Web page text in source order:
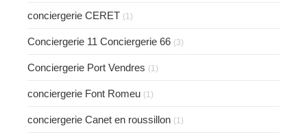
conciergerie CERET (1)
Conciergerie 11 Conciergerie 66 (3)
Conciergerie Port Vendres (1)
conciergerie Font Romeu (1)
conciergerie Canet en roussillon (1)